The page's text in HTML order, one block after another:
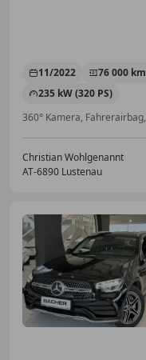
11/2022 76 000 km
235 kW (320 PS)
Christian Wohlgenannt
AT-6890 Lustenau